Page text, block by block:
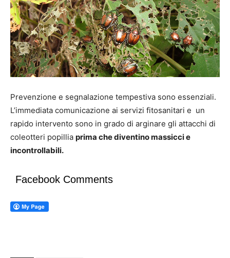
Prevenzione e segnalazione tempestiva sono essenziali.
L’immediata comunicazione ai servizi fitosanitari e un
rapido intervento sono in grado di arginare gli attacchi di
coleotteri popillia prima che diventino massicci e
incontrollabili.
Facebook Comments